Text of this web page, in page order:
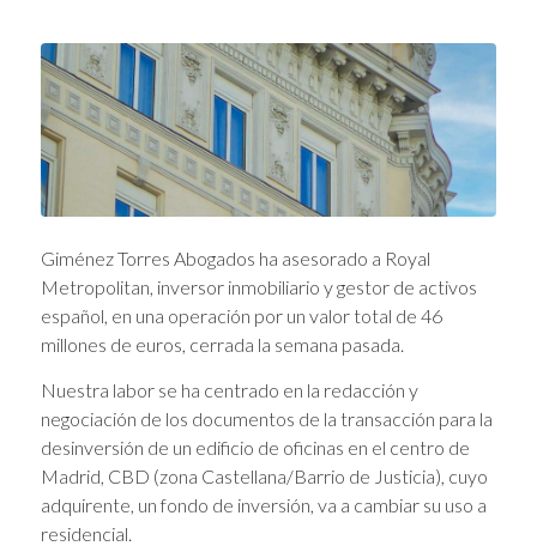
Giménez Torres Abogados ha asesorado a Royal
Metropolitan, inversor inmobiliario y gestor de activos
español, en una operación por un valor total de 46
millones de euros, cerrada la semana pasada.
Nuestra labor se ha centrado en la redacción y
negociación de los documentos de la transacción para la
desinversión de un edificio de oficinas en el centro de
Madrid, CBD (zona Castellana/Barrio de Justicia), cuyo
adquirente, un fondo de inversión, va a cambiar su uso a
residencial.